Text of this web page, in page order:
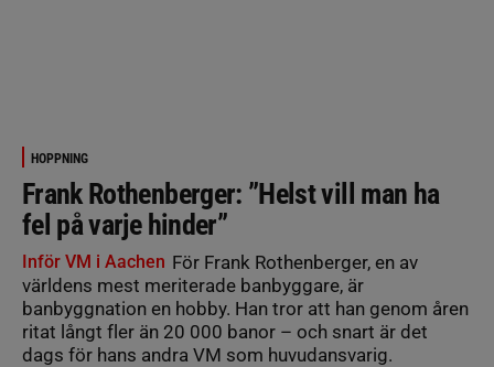
HOPPNING
Frank Rothenberger: ”Helst vill man ha
fel på varje hinder”
Inför VM i Aachen För Frank Rothenberger, en av
världens mest meriterade banbyggare, är
banbyggnation en hobby. Han tror att han genom åren
ritat långt fler än 20 000 banor – och snart är det
dags för hans andra VM som huvudansvarig.